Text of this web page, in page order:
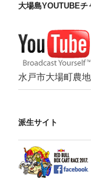
大場島YOUTUBEチ
水戸市大場町農
派生サイト